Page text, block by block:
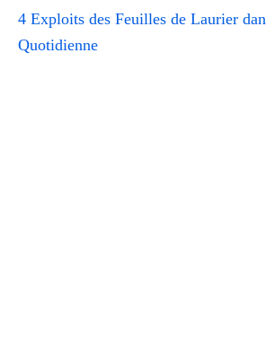
4 Exploits des Feuilles de Laurier
Quotidienne